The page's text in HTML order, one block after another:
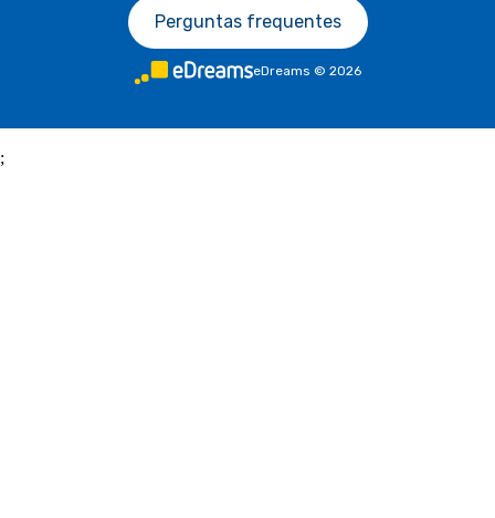
Perguntas frequentes
eDreams © 2026
;